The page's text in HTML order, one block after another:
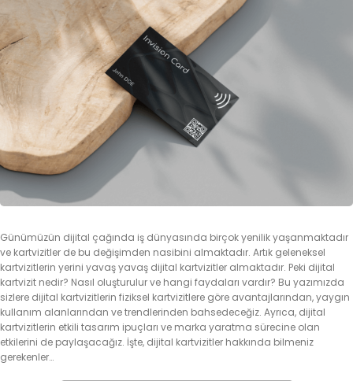
Günümüzün dijital çağında iş dünyasında birçok yenilik yaşanmaktadır
ve kartvizitler de bu değişimden nasibini almaktadır. Artık geleneksel
kartvizitlerin yerini yavaş yavaş dijital kartvizitler almaktadır. Peki dijital
kartvizit nedir? Nasıl oluşturulur ve hangi faydaları vardır? Bu yazımızda
sizlere dijital kartvizitlerin fiziksel kartvizitlere göre avantajlarından, yaygın
kullanım alanlarından ve trendlerinden bahsedeceğiz. Ayrıca, dijital
kartvizitlerin etkili tasarım ipuçları ve marka yaratma sürecine olan
etkilerini de paylaşacağız. İşte, dijital kartvizitler hakkında bilmeniz
gerekenler…